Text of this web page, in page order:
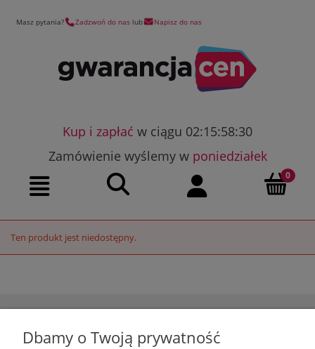
Masz pytania? Zadzwoń do nas lub Napisz do nas
Kup i zapłać w ciągu 02:15:58:30
Zamówienie wyślemy w poniedziałek
Ten produkt jest niedostępny.
Dbamy o Twoją prywatność